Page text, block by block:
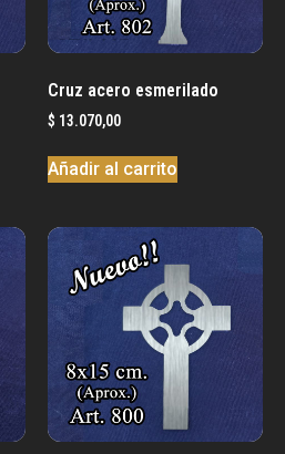
Cruz acero esmerilado
$ 13.070,00
Añadir al carrito